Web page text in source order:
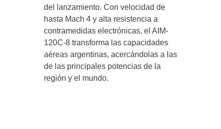
del lanzamiento. Con velocidad de
hasta Mach 4 y alta resistencia a
contramedidas electrónicas, el AIM-
120C-8 transforma las capacidades
aéreas argentinas, acercándolas a las
de las principales potencias de la
región y el mundo.